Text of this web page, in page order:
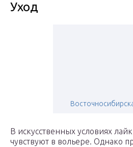
Уход
В искусственных условиях
чувствуют в вольере. Однако